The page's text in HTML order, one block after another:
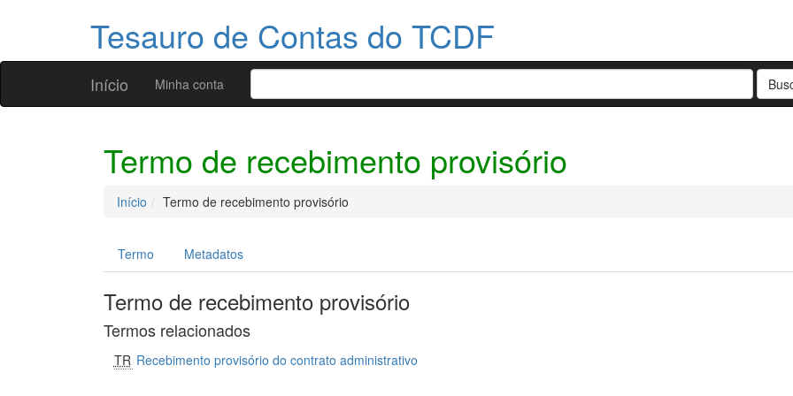
Tesauro de Contas do TCDF
Início Minha conta
Termo de recebimento provisório
Início Termo de recebimento provisório
Termo Metadatos
Termo de recebimento provisório
Termos relacionados
TR Recebimento provisório do contrato administrativo